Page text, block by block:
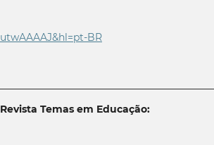
BR
Temas em Educação: